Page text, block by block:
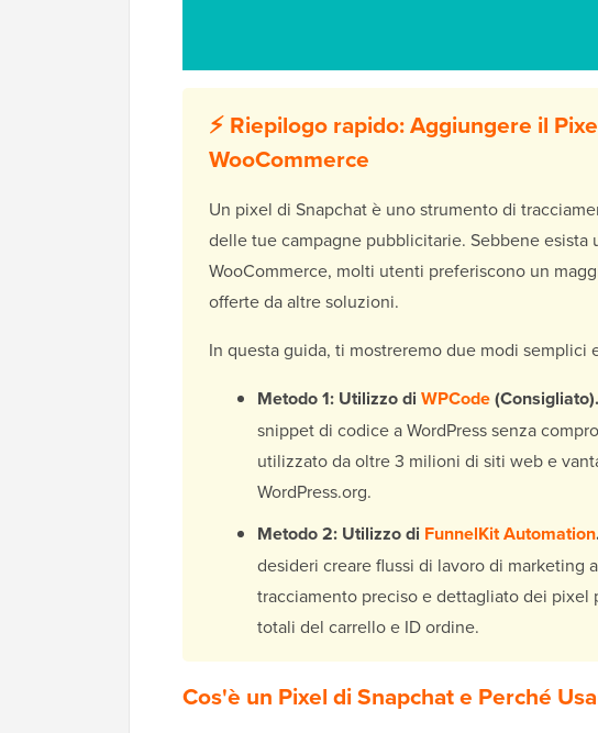
⚡ Riepilogo rapido: Aggiungere il
WooCommerce
Un pixel di Snapchat è uno strumento di
delle tue campagne pubblicitarie. Sebbene
WooCommerce, molti utenti preferiscono un
offerte da altre soluzioni.
In questa guida, ti mostreremo due modi semplici
Metodo 1: Utilizzo di WPCode(Consigliato).
snippet di codice a WordPress senza
utilizzato da oltre 3 milioni di siti web e
WordPress.org.
Metodo 2: Utilizzo di FunnelKit Automation
desideri creare flussi di lavoro di marketing
tracciamento preciso e dettagliato dei
totali del carrello e ID ordine.
Cos'è un Pixel di Snapchat e Perché